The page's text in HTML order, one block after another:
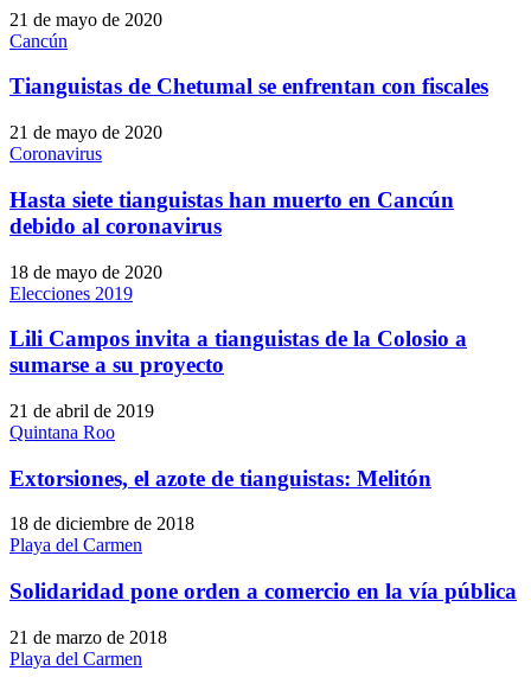
21 de mayo de 2020
Cancún
Tianguistas de Chetumal se enfrentan con fiscales
21 de mayo de 2020
Coronavirus
Hasta siete tianguistas han muerto en Cancún
debido al coronavirus
18 de mayo de 2020
Elecciones 2019
Lili Campos invita a tianguistas de la Colosio a
sumarse a su proyecto
21 de abril de 2019
Quintana Roo
Extorsiones, el azote de tianguistas: Melitón
18 de diciembre de 2018
Playa del Carmen
Solidaridad pone orden a comercio en la vía pública
21 de marzo de 2018
Playa del Carmen